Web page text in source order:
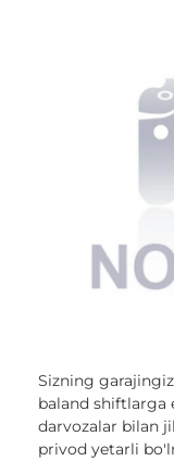
Sizning
baland shiftlarga
darvozalar bilan
privod yetarli